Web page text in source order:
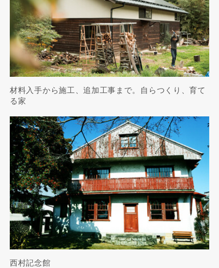
材料入手から施工、追加工事まで。自らつくり、育て
る家
西村記念館